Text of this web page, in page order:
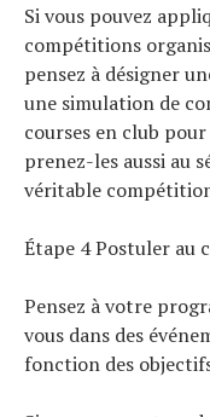
Si vous pouvez
compétitions
pensez à désigner
une simulation de
courses en club
prenez-les aussi au
véritable
Étape 4 Postuler au
Pensez à votre
vous dans des
fonction des